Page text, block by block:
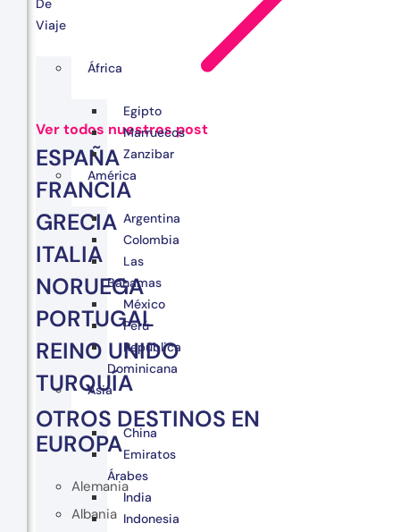
Ver todos nuestros post
ESPAÑA
FRANCIA
GRECIA
ITALIA
NORUEGA
PORTUGAL
REINO UNIDO
TURQUÍA
OTROS DESTINOS EN
EUROPA
Alemania
Albania
De
Viaje
África
Egipto
Marruecos
Zanzibar
América
Argentina
Colombia
Las
Bahamas
México
Perú
República
Dominicana
Asia
China
Emiratos
Árabes
India
Indonesia